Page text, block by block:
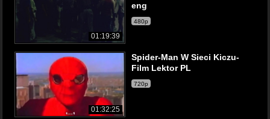
01:19:39
eng
480p
01:32:25
Spider-Man W Sieci Kiczu-
Film Lektor PL
720p